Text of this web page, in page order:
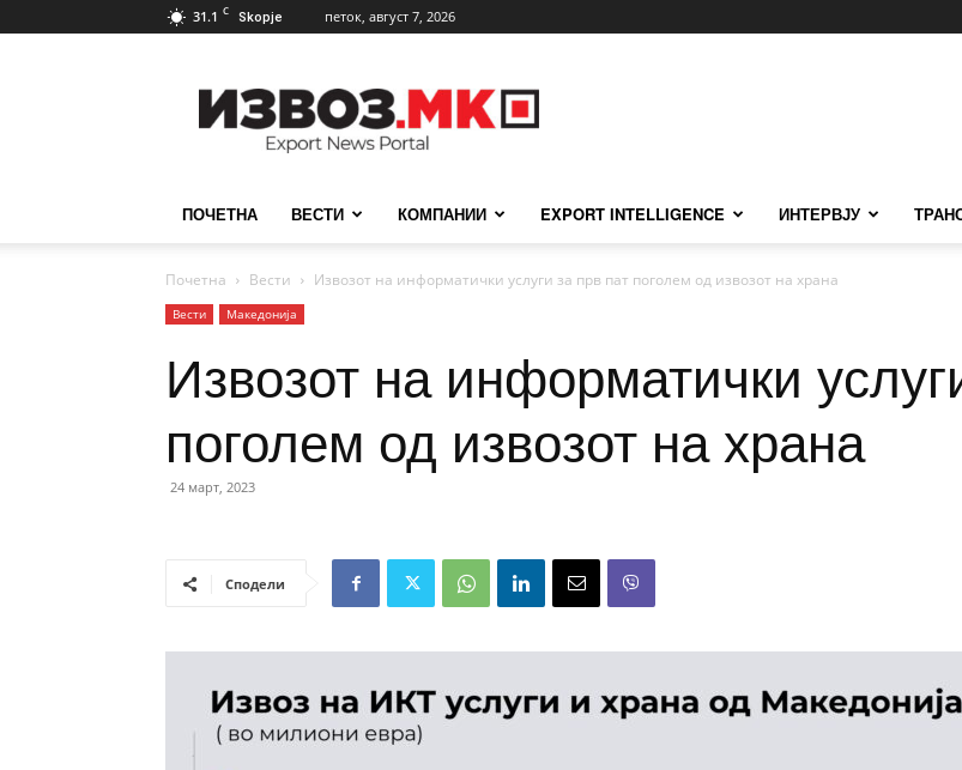
31.1 C Skopje петок, август 7, 2026
ПОЧЕТНА ВЕСТИ КОМПАНИИ EXPORT INTELLIGENCE ИНТЕРВЈУ
Почетна Вести Извозот на информатички услуги за прв пат поголем од извозот на храна
Вести Македонија
Извозот на информатички
поголем од извозот на храна
24 март, 2023
Сподели